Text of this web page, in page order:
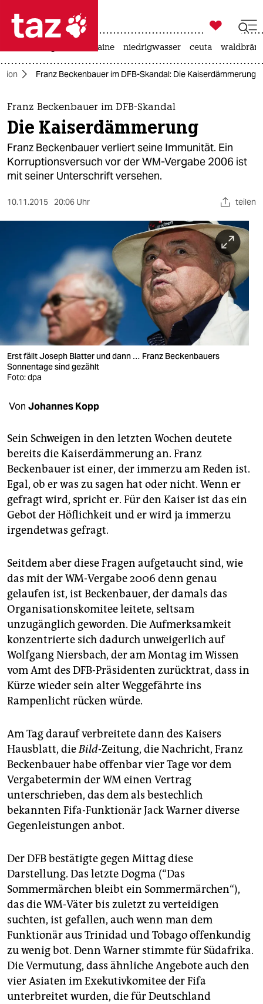
 taz zahl ich
taz zahl ich
themen
politik
öko
wahrheit
verlag
verlag
shop
fragen & hilfe
unterstützen
abo
genossenschaft
epaper login

taz zahl ich
krieg in der ukraine niedrigwasser ceuta
Franz Beckenbauer im DFB-Skandal: Die Kaiserdämmerung
Franz Beckenbauer im DFB-Skandal
Die Kaiserdämmerung
Franz Beckenbauer verliert seine Immunität. Ein
Korruptionsversuch vor der WM-Vergabe 2006 ist
mit seiner Unterschrift versehen.
10.11.2015 20:06 Uhr teilen
Erst fällt Joseph Blatter und dann … Franz Beckenbauers
Sonnentage sind gezählt
Foto: dpa
Von Johannes Kopp
Sein Schweigen in den letzten Wochen deutete
bereits die Kaiserdämmerung an. Franz
Beckenbauer ist einer, der immerzu am Reden ist.
Egal, ob er was zu sagen hat oder nicht. Wenn er
gefragt wird, spricht er. Für den Kaiser ist das ein
Gebot der Höflichkeit und er wird ja immerzu
irgendetwas gefragt.
Seitdem aber diese Fragen aufgetaucht sind, wie
das mit der WM-Vergabe 2006 denn genau
gelaufen ist, ist Beckenbauer, der damals das
Organisationskomitee leitete, seltsam
unzugänglich geworden. Die Aufmerksamkeit
konzentrierte sich dadurch unweigerlich auf
Wolfgang Niersbach, der am Montag im Wissen
vom Amt des DFB-Präsidenten zurücktrat, dass in
Kürze wieder sein alter Weggefährte ins
Rampenlicht rücken würde.
Am Tag darauf verbreitete dann des Kaisers
Hausblatt, dieBild-Zeitung, die Nachricht, Franz
Beckenbauer habe offenbar vier Tage vor dem
Vergabetermin der WM einen Vertrag
unterschrieben, das dem als bestechlich
bekannten Fifa-Funktionär Jack Warner diverse
Gegenleistungen anbot.
Der DFB bestätigte gegen Mittag diese
Darstellung. Das letzte Dogma (“Das
Sommermärchen bleibt ein Sommermärchen“),
das die WM-Väter bis zuletzt zu verteidigen
suchten, ist gefallen, auch wenn man dem
Funktionär aus Trinidad und Tobago offenkundig
zu wenig bot. Denn Warner stimmte für Südafrika.
Die Vermutung, dass ähnliche Angebote auch den
vier Asiaten im Exekutivkomitee der Fifa
unterbreitet wurden, die für Deutschland